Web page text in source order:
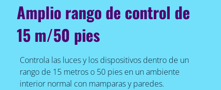
Amplio rango de control de
15 m/50 pies
Controla las luces y los dispositivos dentro de un
rango de 15 metros o 50 pies en un ambiente
interior normal con mamparas y paredes.